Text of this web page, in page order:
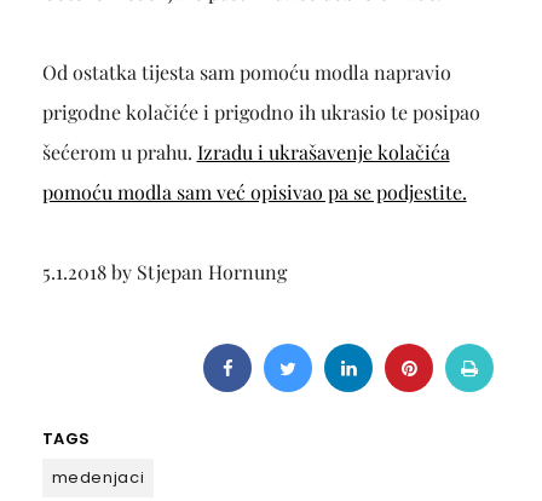
Od ostatka tijesta sam pomoću modla napravio
prigodne kolačiće i prigodno ih ukrasio te posipao
šećerom u prahu. Izradu i ukrašavenje kolačića
pomoću modla sam već opisivao pa se podjestite.
5.1.2018 by Stjepan Hornung
TAGS
medenjaci